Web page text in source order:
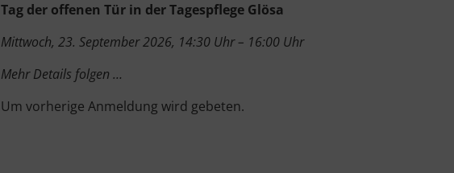
Tag der offenen Tür in der Tagespflege Glösa
Mittwoch, 23. September 2026, 14:30 Uhr – 16:00 Uhr
Mehr Details folgen …
Um vorherige Anmeldung wird gebeten.